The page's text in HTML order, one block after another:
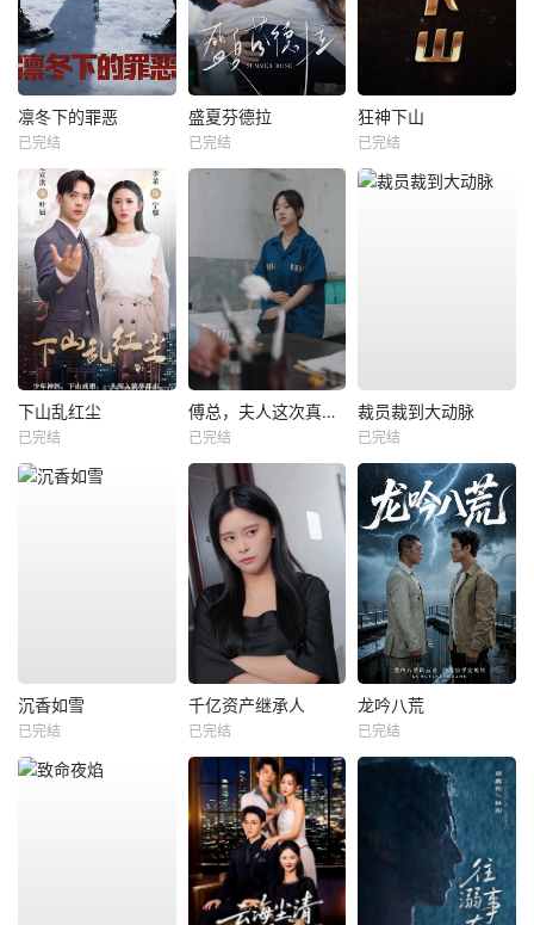
凛冬下的罪恶
已完结
盛夏芬德拉
已完结
狂神下山
已完结
下山乱红尘
已完结
傅总，夫人这次真的死了
已完结
裁员裁到大动脉
已完结
沉香如雪
已完结
千亿资产继承人
已完结
龙吟八荒
已完结